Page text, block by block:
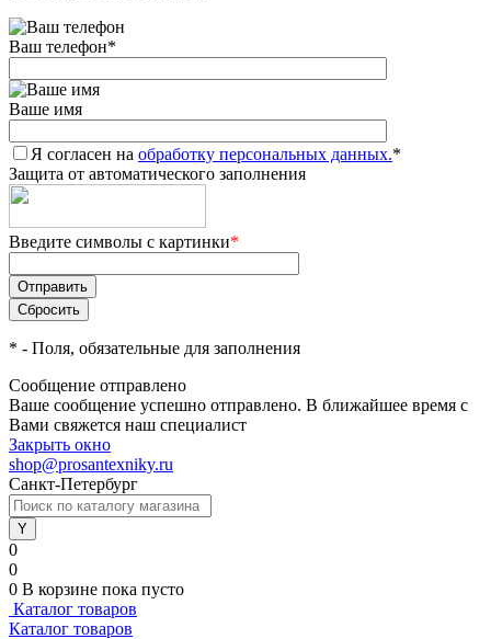
Ваш телефон*
Ваше имя
Я согласен на обработку персональных данных.*
Защита от автоматического заполнения
Введите символы с картинки*
* - Поля, обязательные для заполнения
Сообщение отправлено
Ваше сообщение успешно отправлено. В ближайшее время с
Вами свяжется наш специалист
Закрыть окно
shop@prosantexniky.ru
Санкт-Петербург
0
0
0 В корзине пока пусто
Каталог товаров
Каталог товаров